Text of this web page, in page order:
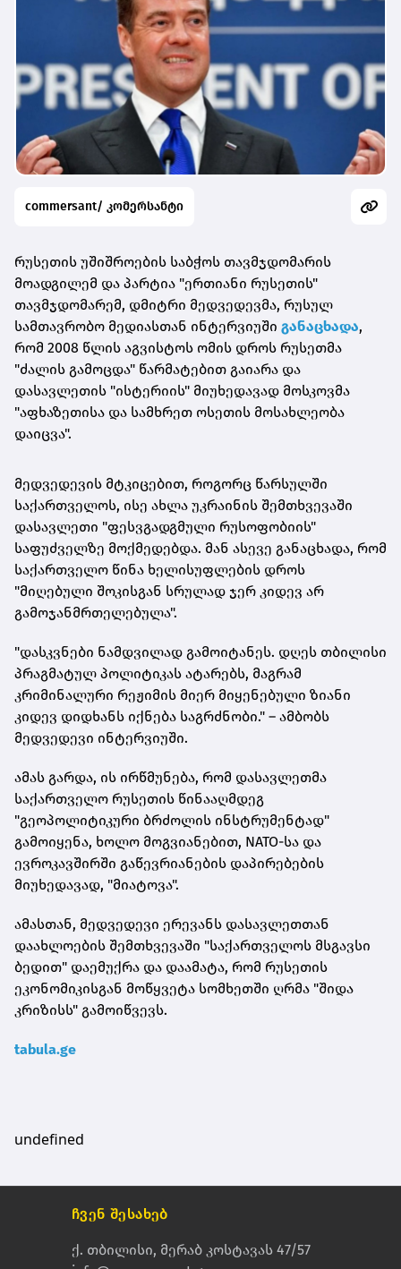
commersant/ კომერსანტი
რუსეთის უშიშროების საბჭოს თავმჯდომარის
მოადგილემ და პარტია "ერთიანი რუსეთის"
თავმჯდომარემ, დმიტრი მედვედევმა, რუსულ
სამთავრობო მედიასთან ინტერვიუში განაცხადა,
რომ 2008 წლის აგვისტოს ომის დროს რუსეთმა
"ძალის გამოცდა" წარმატებით გაიარა და
დასავლეთის "ისტერიის" მიუხედავად მოსკოვმა
"აფხაზეთისა და სამხრეთ ოსეთის მოსახლეობა
დაიცვა".
მედვედევის მტკიცებით, როგორც წარსულში
საქართველოს, ისე ახლა უკრაინის შემთხვევაში
დასავლეთი "ფესვგადგმული რუსოფობიის"
საფუძველზე მოქმედებდა. მან ასევე განაცხადა, რომ
საქართველო წინა ხელისუფლების დროს
"მიღებული შოკისგან სრულად ჯერ კიდევ არ
გამოჯანმრთელებულა".
"დასკვნები ნამდვილად გამოიტანეს. დღეს თბილისი
პრაგმატულ პოლიტიკას ატარებს, მაგრამ
კრიმინალური რეჟიმის მიერ მიყენებული ზიანი
კიდევ დიდხანს იქნება საგრძნობი." – ამბობს
მედვედევი ინტერვიუში.
ამას გარდა, ის ირწმუნება, რომ დასავლეთმა
საქართველო რუსეთის წინააღმდეგ
"გეოპოლიტიკური ბრძოლის ინსტრუმენტად"
გამოიყენა, ხოლო მოგვიანებით, NATO-სა და
ევროკავშირში გაწევრიანების დაპირებების
მიუხედავად, "მიატოვა".
ამასთან, მედვედევი ერევანს დასავლეთთან
დაახლოების შემთხვევაში "საქართველოს მსგავსი
ბედით" დაემუქრა და დაამატა, რომ რუსეთის
ეკონომიკისგან მოწყვეტა სომხეთში ღრმა "შიდა
კრიზისს" გამოიწვევს.
tabula.ge
undefined
ჩვენ შესახებ
ქ. თბილისი, მერაბ კოსტავას 47/57